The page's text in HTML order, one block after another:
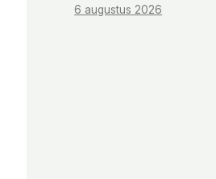
6 augustus 2026